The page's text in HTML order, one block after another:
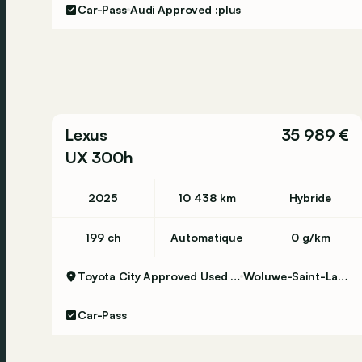
Car-Pass Audi Approved :plus
Lexus
UX 300h
35 989 €
2025 10 438 km Hybride
199 ch Automatique 0 g/km
Toyota City Approved Used Woluwe Woluwe-Saint-Lambert
Car-Pass